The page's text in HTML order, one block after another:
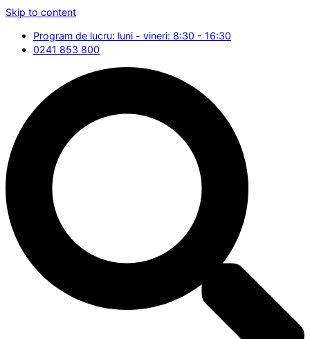
Skip to content
Program de lucru: luni - vineri: 8:30 - 16:30
0241 853 800